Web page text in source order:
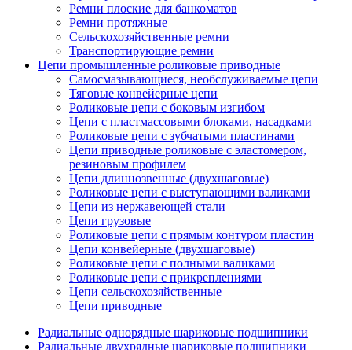
Ремни плоские для банкоматов
Ремни протяжные
Сельскохозяйственные ремни
Транспортирующие ремни
Цепи промышленные роликовые приводные
Самосмазывающиеся, необслуживаемые цепи
Тяговые конвейерные цепи
Роликовые цепи с боковым изгибом
Цепи с пластмассовыми блоками, насадками
Роликовые цепи с зубчатыми пластинами
Цепи приводные роликовые с эластомером,
резиновым профилем
Цепи длиннозвенные (двухшаговые)
Роликовые цепи с выступающими валиками
Цепи из нержавеющей стали
Цепи грузовые
Роликовые цепи с прямым контуром пластин
Цепи конвейерные (двухшаговые)
Роликовые цепи с полными валиками
Роликовые цепи с прикреплениями
Цепи сельскохозяйственные
Цепи приводные
Радиальные однорядные шариковые подшипники
Радиальные двухрядные шариковые подшипники